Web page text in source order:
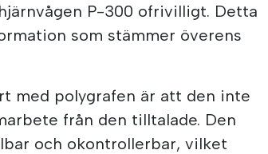
P-300 ofrivilligt. Detta
som stämmer överens
med polygrafen är att den inte
från den tilltalade. Den
och okontrollerbar, vilket